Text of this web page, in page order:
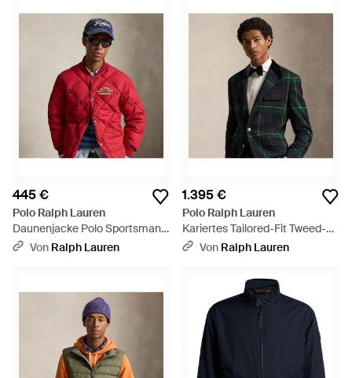
445 €
Polo Ralph Lauren
Daunenjacke Polo Sportsman -
RotVon Ralph Lauren
1.395 €
Polo Ralph Lauren
Kariertes Tailored-Fit Tweed-
Sakko - Schwarz
Von Ralph Lauren